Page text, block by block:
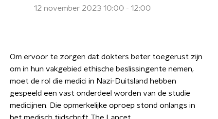
12 november 2023 10:00 - 12:00
Om ervoor te zorgen dat dokters beter toegerust zijn
om in hun vakgebied ethische beslissingente nemen,
moet de rol die medici in Nazi-Duitsland hebben
gespeeld een vast onderdeel worden van de studie
medicijnen. Die opmerkelijke oproep stond onlangs in